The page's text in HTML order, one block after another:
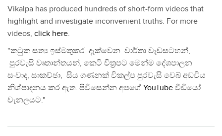
Vikalpa has produced hundreds of short-form videos that
highlight and investigate inconvenient truths. For more
videos, click here.
"කටුක සත්‍ය ඉස්මතුකර දැක්වෙන වාර්තා වැඩසටහන්,
පුරවැසි වෘතාන්තයන්, කෙටි චිත්‍රපට මෙන්ම දේශපාලන
සංවාද, සාකච්ඡා, සිය ගණනක් විකල්ප පුරවැසි වෙබ් අඩවිය
නිශ්පාදනය කර ඇත. පිවිසෙන්න අපගේ YouTube වීඩියෝ
චැනලයට."